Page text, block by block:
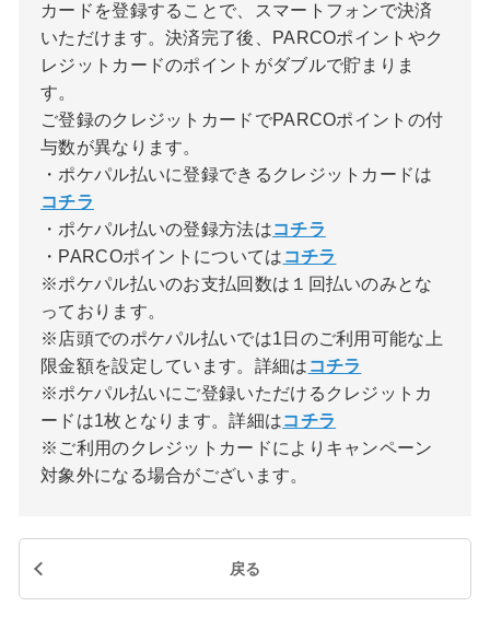
カードを登録することで、スマートフォンで決済
いただけます。決済完了後、PARCOポイントやク
レジットカードのポイントがダブルで貯まりま
す。
ご登録のクレジットカードでPARCOポイントの付
与数が異なります。
・ポケパル払いに登録できるクレジットカードは
コチラ
・ポケパル払いの登録方法はコチラ
・PARCOポイントについては コチラ
※ポケパル払いのお支払回数は１回払いのみとな
っております。
※店頭でのポケパル払いでは1日のご利用可能な上
限金額を設定しています。詳細は コチラ
※ポケパル払いにご登録いただけるクレジットカ
ードは1枚となります。詳細はコチラ
※ご利用のクレジットカードによりキャンペーン
対象外になる場合がございます。
戻る